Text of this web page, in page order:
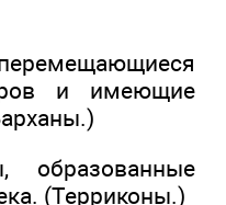
и имеющие
(Терриконы.)